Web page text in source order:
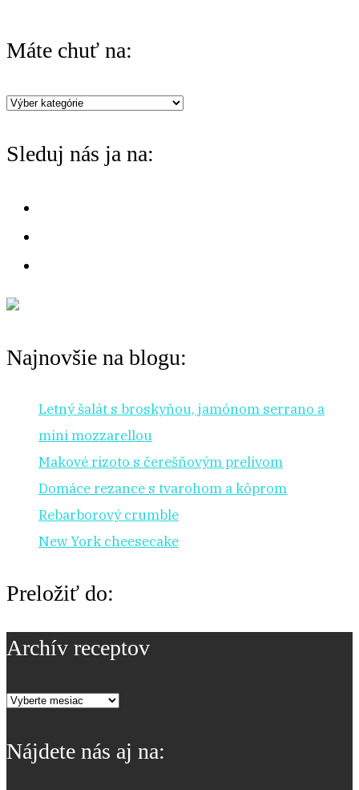
c
f
o
Máte chuť na:
Máte
na:
Sleduj nás ja na:
Najnovšie na blogu:
Letný šalát s broskyňou, jamónom serrano a
mini mozzarellou
Makové rizoto s čerešňovým prelivom
Domáce rezance s tvarohom a kôprom
Rebarborový crumble
New York cheesecake
Preložiť do:
Archív receptov
Archív
Nájdete nás aj na: